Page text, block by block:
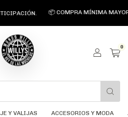
📦 COMPRA MÍNIMA
0
Y VALIJAS ACCESORIOS Y MODA